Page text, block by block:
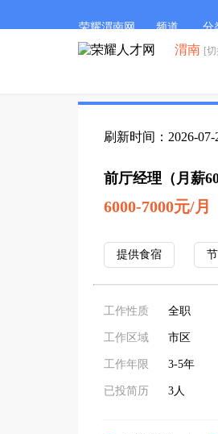
荣耀渭南网 频道 分
渭南 [
刷新时间：2026-07-
前厅经理（月薪
6000-7000元/月
提供食宿
工作性质 全职
工作区域 市区
工作年限 3-5年
已投简历 3人